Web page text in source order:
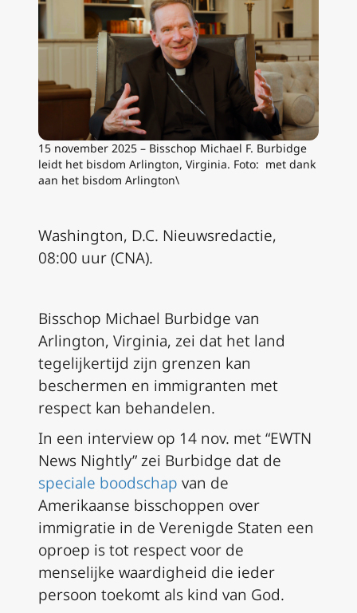
15 november 2025 – Bisschop Michael F. Burbidge
leidt het bisdom Arlington, Virginia. Foto: met dank
aan het bisdom Arlington\
Washington, D.C. Nieuwsredactie,
08:00 uur (CNA).
Bisschop Michael Burbidge van
Arlington, Virginia, zei dat het land
tegelijkertijd zijn grenzen kan
beschermen en immigranten met
respect kan behandelen.
In een interview op 14 nov. met “EWTN
News Nightly” zei Burbidge dat de
speciale boodschap van de
Amerikaanse bisschoppen over
immigratie in de Verenigde Staten een
oproep is tot respect voor de
menselijke waardigheid die ieder
persoon toekomt als kind van God.